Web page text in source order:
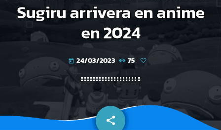
Sugiru arrivera en anime
en 2024
today 24/03/2023 75
share
email